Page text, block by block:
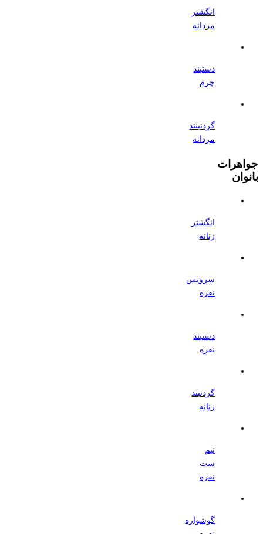
انگشتر
مردانه
دستبند
چرم
گردنبنند
مردانه
جواهرات
بانوان
انگشتر
زنانه
سرویس
نقره
دستبند
نقره
گردنبند
زنانه
نیم
ست
نقره
گوشواره